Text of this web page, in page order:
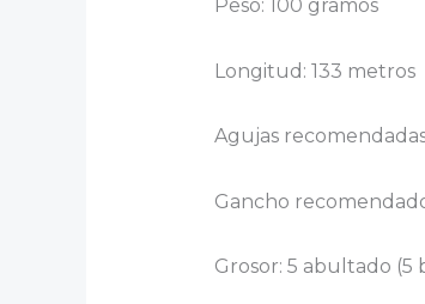
Peso: 100 gramos
Longitud: 133 metros
Agujas
Gancho
Grosor: 5 abultado (5